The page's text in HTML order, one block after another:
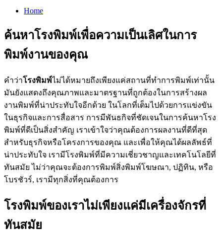
Home
ค้นหาโรงพิมพ์เพื่อความเป็นเลิศในการ
พิมพ์งานของคุณ
คำว่าโรงพิมพ์ไม่ได้หมายถึงเพียงแค่สถานที่ทำการพิมพ์เท่านั้น
มันยังแสดงถึงคุณภาพและมาตรฐานที่ถูกต้องในการสร้างผล
งานพิมพ์ที่น่าประทับใจอีกด้วย ในโลกที่เต็มไปด้วยการแข่งขัน
ในธุรกิจและการสื่อสาร การมีพันธกิจที่ชัดเจนในการค้นหาโรง
พิมพ์ที่ดีเป็นสิ่งสำคัญ เราเข้าใจว่าคุณต้องการผลงานที่ดีที่สุด
สำหรับธุรกิจหรือโครงการของคุณ และเพื่อให้คุณได้ผลลัพธ์ที่
น่าประทับใจ เรามีโรงพิมพ์ที่มีความเชี่ยวชาญและเทคโนโลยีที่
ทันสมัย ไม่ว่าคุณจะต้องการพิมพ์สิ่งพิมพ์โฆษณา, ปฏิทิน, หรือ
โบรชัวร์, เรามีทุกสิ่งที่คุณต้องการ
โรงพิมพ์ของเราไม่เพียงแค่มีเครื่องจักรที่
ทันสมัย